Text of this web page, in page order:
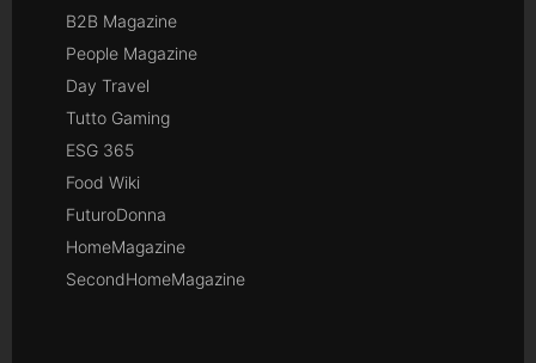
B2B Magazine
People Magazine
Day Travel
Tutto Gaming
ESG 365
Food Wiki
FuturoDonna
HomeMagazine
SecondHomeMagazine